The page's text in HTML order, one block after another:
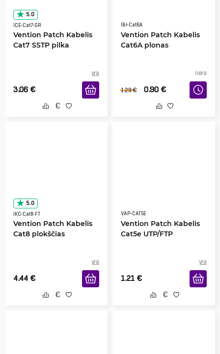
5.0
ICE-Cat7-GR
Vention Patch Kabelis
Cat7 SSTP pilka
yra
3.06 €
IBI-Cat6A
Vention Patch Kabelis
Cat6A plonas
nėra
1.29 € 0.90 €
5.0
IKC-Cat8-FT
Vention Patch Kabelis
Cat8 plokščias
yra
4.44 €
VAP-CAT5E
Vention Patch Kabelis
Cat5e UTP/FTP
yra
1.21 €